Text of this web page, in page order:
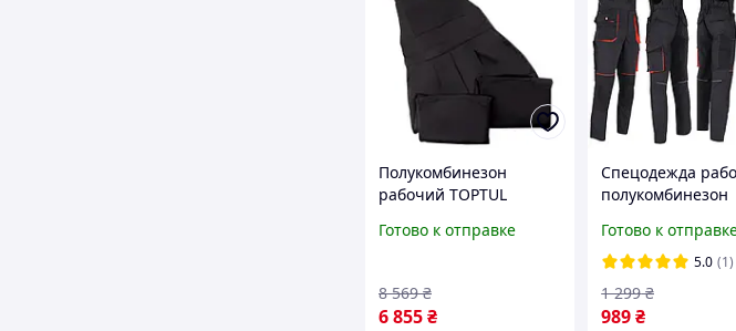
Полукомбинезон
рабочий TOPTUL
AXG00012205
Готово к отправке
6 855₴
8 569 ₴
Спецодежда
полукомбинезон
униформа
повседневная
reis
Готово к
5.0 (1)
989₴
1 299 ₴